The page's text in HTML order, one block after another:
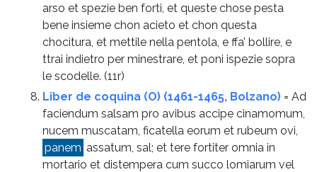
arso et spezie ben forti, et queste chose pesta
bene insieme chon acieto et chon questa
chocitura, et mettile nella pentola, e ffa’ bollire, e
ttrai indietro per minestrare, et poni ispezie sopra
le scodelle. (11r)
Liber de coquina (O) (1461-1465, Bolzano) = Ad
faciendum salsam pro avibus accipe cinamomum,
nucem muscatam, ficatella eorum et rubeum ovi,
panem assatum, sal; et tere fortiter omnia in
mortario et distempera cum succo lomiarum vel